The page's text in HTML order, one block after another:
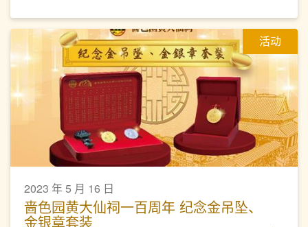
活动
2023 年 5 月 16 日
啬色园黄大仙祠一百周年 纪念金吊坠、
金银章套装